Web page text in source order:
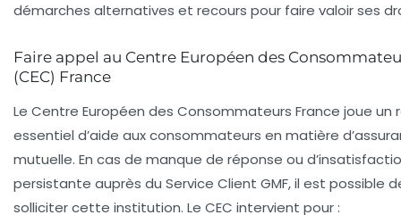
démarches alternatives et recours pour faire valoir ses
Faire appel au Centre Européen des
(CEC) France
Le Centre Européen des Consommateurs France joue un
essentiel d’aide aux consommateurs en matière
mutuelle. En cas de manque de réponse ou
persistante auprès du Service Client GMF, il est possible
solliciter cette institution. Le CEC intervient pour :